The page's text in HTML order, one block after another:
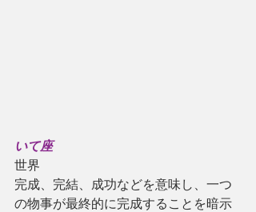
いて座
世界
完成、完結、成功などを意味し、一つ
の物事が最終的に完成することを暗示